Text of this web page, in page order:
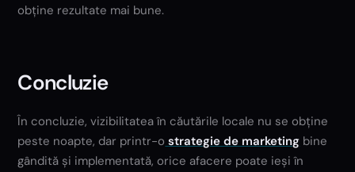
obține rezultate mai bune.
Concluzie
În concluzie, vizibilitatea în căutările locale nu se obține
peste noapte, dar printr-o strategie de marketing bine
gândită și implementată, orice afacere poate ieși în